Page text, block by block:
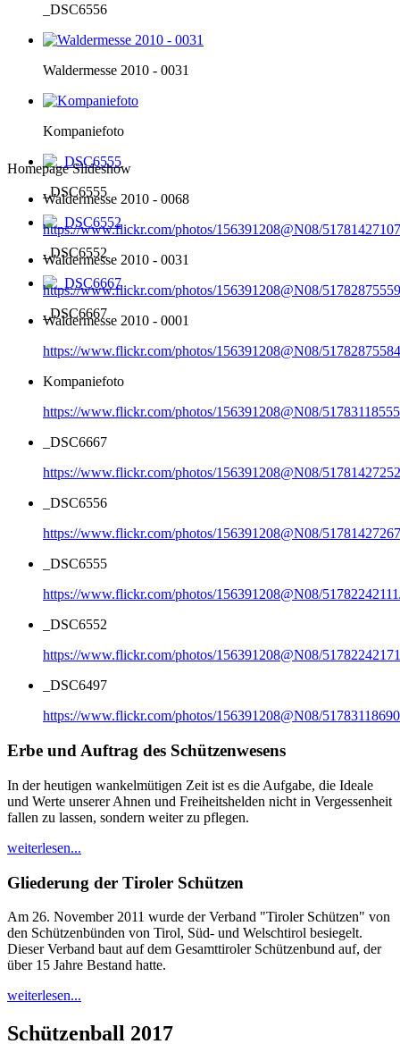
_DSC6556
Waldermesse 2010 - 0031
Kompaniefoto
_DSC6555
_DSC6552
_DSC6667
Homepage Slideshow
Waldermesse 2010 - 0068
https://www.flickr.com/photos/156391208@N08/
Waldermesse 2010 - 0031
https://www.flickr.com/photos/156391208@N08/
Waldermesse 2010 - 0001
https://www.flickr.com/photos/156391208@N08/
Kompaniefoto
https://www.flickr.com/photos/156391208@N08/
_DSC6667
https://www.flickr.com/photos/156391208@N08/
_DSC6556
https://www.flickr.com/photos/156391208@N08/
_DSC6555
https://www.flickr.com/photos/156391208@N08/
_DSC6552
https://www.flickr.com/photos/156391208@N08/
_DSC6497
https://www.flickr.com/photos/156391208@N08/
Erbe und Auftrag des Schützenwesens
In der heutigen wankelmütigen Zeit ist es die Aufgabe, die Ideale
und Werte unserer Ahnen und Freiheitshelden nicht in Vergessenheit
fallen zu lassen, sondern weiter zu pflegen.
weiterlesen...
Gliederung der Tiroler Schützen
Am 26. November 2011 wurde der Verband "Tiroler Schützen" von
den Schützenbünden von Tirol, Süd- und Welschtirol besiegelt.
Dieser Verband baut auf dem Gesamttiroler Schützenbund auf, der
über 15 Jahre Bestand hatte.
weiterlesen...
Schützenball 2017